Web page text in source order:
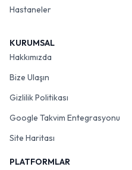
Hastaneler
KURUMSAL
Hakkımızda
Bize Ulaşın
Gizlilik Politikası
Google Takvim Entegrasyonu
Site Haritası
PLATFORMLAR